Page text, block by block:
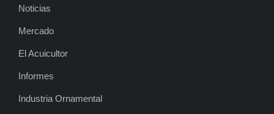
Noticias
Mercado
El Acuicultor
Informes
Industria Ornamental